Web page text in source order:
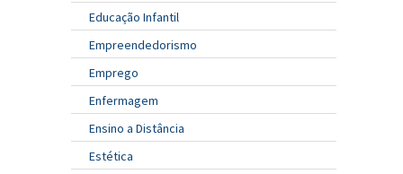
Educação Infantil
Empreendedorismo
Emprego
Enfermagem
Ensino a Distância
Estética